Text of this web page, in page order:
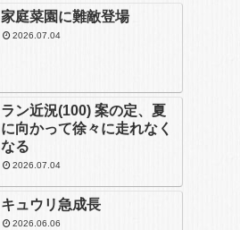
家庭菜園に難敵登場
2026.07.04
ラン近況(100) 案の定、夏
に向かって徐々に走れなく
なる
2026.07.04
キュウリ急成長
2026.06.06